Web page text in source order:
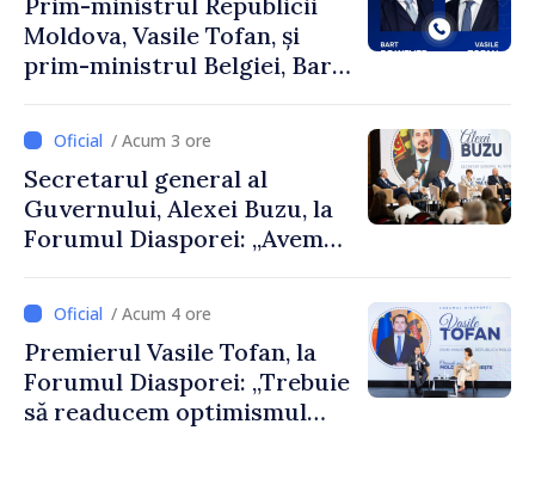
Moldova, Vasile Tofan, și
prim-ministrul Belgiei, Bart
despre parcursul european
al Republicii Moldova.
/ Acum 3 ore
Secretarul general al
Guvernului, Alexei Buzu, la
Forumul Diasporei: „Avem
dumneavoastră pentru a
construi comunități mai
puternice”
/ Acum 4 ore
Premierul Vasile Tofan, la
Forumul Diasporei: „Trebuie
să readucem optimismul